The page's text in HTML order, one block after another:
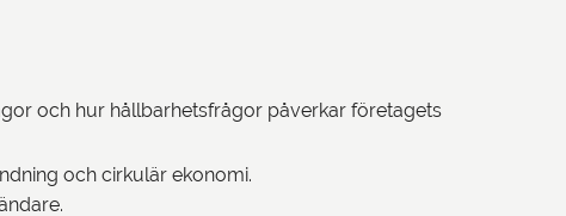
och hur hållbarhetsfrågor påverkar företagets
och cirkulär ekonomi.